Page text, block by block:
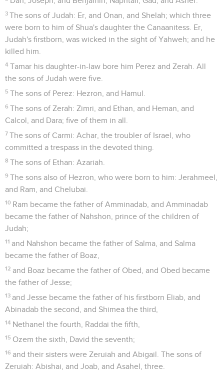
3 The sons of Judah: Er, and Onan, and Shelah; which three
were born to him of Shua's daughter the Canaanitess. Er,
Judah's firstborn, was wicked in the sight of Yahweh; and he
killed him.
4 Tamar his daughter-in-law bore him Perez and Zerah. All
the sons of Judah were five.
5 The sons of Perez: Hezron, and Hamul.
6 The sons of Zerah: Zimri, and Ethan, and Heman, and
Calcol, and Dara; five of them in all.
7 The sons of Carmi: Achar, the troubler of Israel, who
committed a trespass in the devoted thing.
8 The sons of Ethan: Azariah.
9 The sons also of Hezron, who were born to him: Jerahmeel,
and Ram, and Chelubai.
10 Ram became the father of Amminadab, and Amminadab
became the father of Nahshon, prince of the children of
Judah;
11 and Nahshon became the father of Salma, and Salma
became the father of Boaz,
12 and Boaz became the father of Obed, and Obed became
the father of Jesse;
13 and Jesse became the father of his firstborn Eliab, and
Abinadab the second, and Shimea the third,
14 Nethanel the fourth, Raddai the fifth,
15 Ozem the sixth, David the seventh;
16 and their sisters were Zeruiah and Abigail. The sons of
Zeruiah: Abishai, and Joab, and Asahel, three.